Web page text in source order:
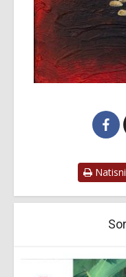
Natisni